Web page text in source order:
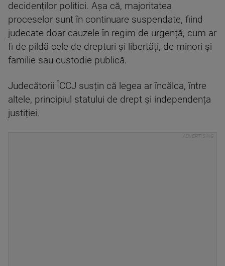
decidenților politici. Așa că, majoritatea
proceselor sunt în continuare suspendate, fiind
judecate doar cauzele în regim de urgență, cum ar
fi de pildă cele de drepturi și libertăți, de minori și
familie sau custodie publică.
Judecătorii ÎCCJ susțin că legea ar încălca, între
altele, principiul statului de drept și independența
justiției.